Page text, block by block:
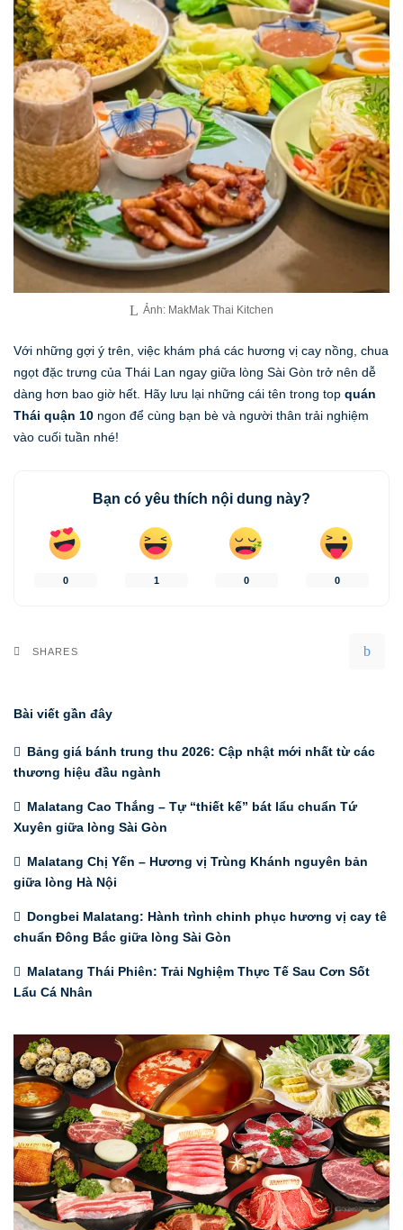
Ảnh: MakMak Thai Kitchen
Với những gợi ý trên, việc khám phá các hương vị cay nồng, chua
ngọt đặc trưng của Thái Lan ngay giữa lòng Sài Gòn trở nên dễ
dàng hơn bao giờ hết. Hãy lưu lại những cái tên trong top quán
Thái quận 10 ngon để cùng bạn bè và người thân trải nghiệm
vào cuối tuần nhé!
Bạn có yêu thích nội dung này?
0 1 0 0
SHARES
Bài viết gần đây
Bảng giá bánh trung thu 2026: Cập nhật mới nhất từ các
thương hiệu đầu ngành
Malatang Cao Thắng – Tự “thiết kế” bát lẩu chuẩn Tứ
Xuyên giữa lòng Sài Gòn
Malatang Chị Yến – Hương vị Trùng Khánh nguyên bản
giữa lòng Hà Nội
Dongbei Malatang: Hành trình chinh phục hương vị cay tê
chuẩn Đông Bắc giữa lòng Sài Gòn
Malatang Thái Phiên: Trải Nghiệm Thực Tế Sau Cơn Sốt
Lẩu Cá Nhân